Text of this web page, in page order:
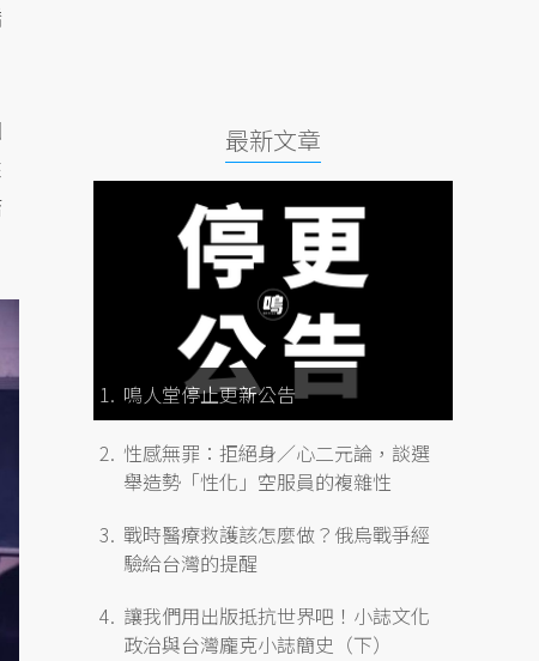
最新文章
鳴人堂停止更新公告
性感無罪：拒絕身／心二元論，談選
舉造勢「性化」空服員的複雜性
戰時醫療救護該怎麼做？俄烏戰爭經
驗給台灣的提醒
讓我們用出版抵抗世界吧！小誌文化
政治與台灣龐克小誌簡史（下）